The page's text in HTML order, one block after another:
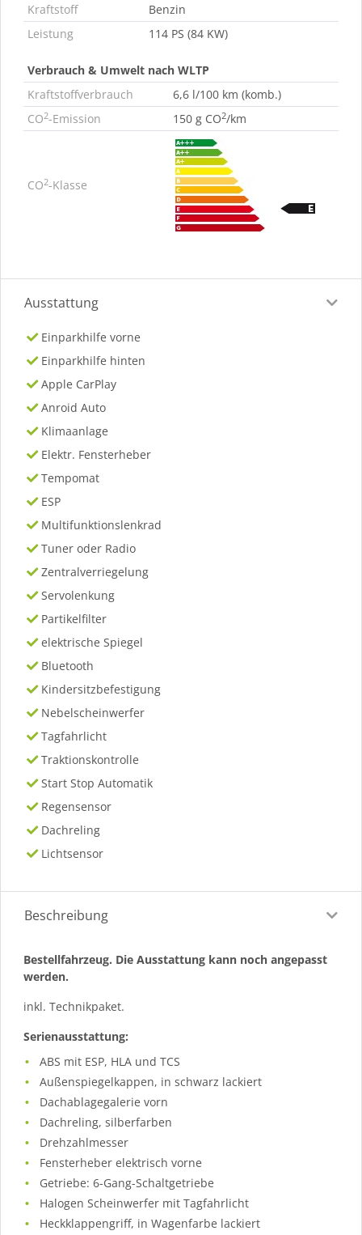
Kraftstoff
Benzin
Leistung
114 PS (84 KW)
Verbrauch & Umwelt nach WLTP
Kraftstoffverbrauch
6,6 l/100 km (komb.)
CO2-Emission 150 g CO2/km
CO2-Klasse
Ausstattung
Einparkhilfe vorne
Einparkhilfe hinten
Apple CarPlay
Anroid Auto
Klimaanlage
Elektr. Fensterheber
Tempomat
ESP
Multifunktionslenkrad
Tuner oder Radio
Zentralverriegelung
Servolenkung
Partikelfilter
elektrische Spiegel
Bluetooth
Kindersitzbefestigung
Nebelscheinwerfer
Tagfahrlicht
Traktionskontrolle
Start Stop Automatik
Regensensor
Dachreling
Lichtsensor
Beschreibung
Bestellfahrzeug. Die Ausstattung kann noch angepasst
werden.
inkl. Technikpaket.
Serienausstattung:
ABS mit ESP, HLA und TCS
Außenspiegelkappen, in schwarz lackiert
Dachablagegalerie vorn
Dachreling, silberfarben
Drehzahlmesser
Fensterheber elektrisch vorne
Getriebe: 6-Gang-Schaltgetriebe
Halogen Scheinwerfer mit Tagfahrlicht
Heckklappengriff, in Wagenfarbe lackiert